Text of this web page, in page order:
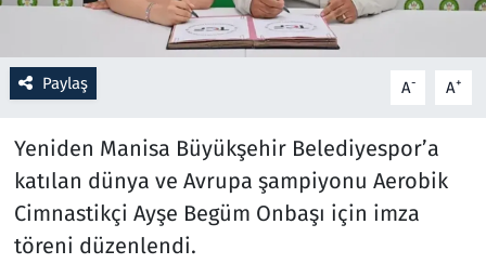
Paylaş A- A+
Yeniden Manisa Büyükşehir Belediyespor’a
katılan dünya ve Avrupa şampiyonu Aerobik
Cimnastikçi Ayşe Begüm Onbaşı için imza
töreni düzenlendi.
Sağlık
Savunma Sanayi
Spor
Teknoloji ve Bilim